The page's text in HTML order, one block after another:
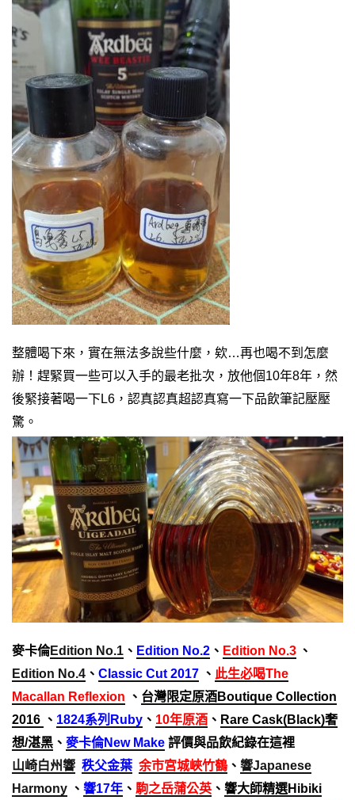
整體喝下來，實在無法多說些什麼，欸…再也喝不到怎麼
辦！趕緊買一些可以入手的最老批次，放他個10年8年，然
後緊接著喝一下L6，認真認真超認真寫一下品飲筆記壓壓
驚。
麥卡倫Edition No.1 、 Edition No.2 、 Edition No.3 、
Edition No.4 、 Classic Cut 2017 、 此生必喝The
Macallan Reflexion 、 台灣限定原酒Boutique Collection
2016 、 1824系列Ruby 、 10年原酒 、 Rare Cask(Black)奢
想/湛黑 、 麥卡倫New Make 評價與品飲紀錄在這裡
山崎白州響 秩父金葉 余市宮城峽竹鶴 、 響Japanese
Harmony 、 響17年 、 駒之岳蒲公英 、 響大師精選Hibiki